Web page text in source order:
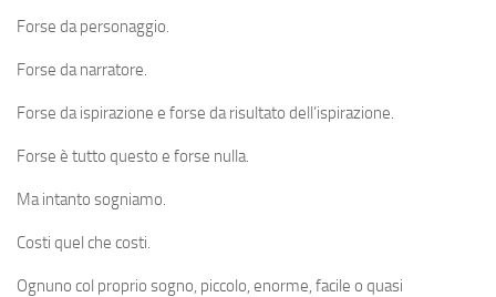
Forse da personaggio.
Forse da narratore.
Forse da ispirazione e forse da risultato dell’ispirazione.
Forse è tutto questo e forse nulla.
Ma intanto sogniamo.
Costi quel che costi.
Ognuno col proprio sogno, piccolo, enorme, facile o quasi